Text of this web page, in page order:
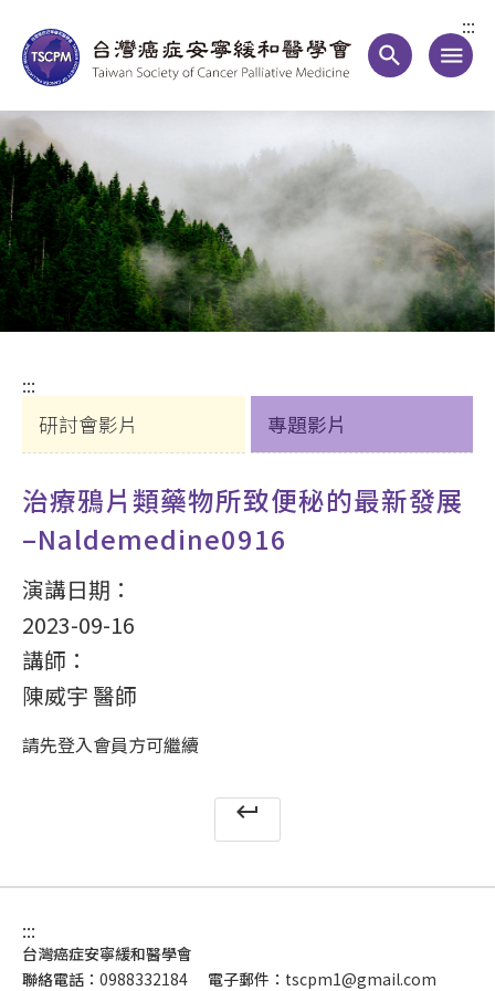
:::
search menu
:::
研討會影片 專題影片
治療鴉片類藥物所致便秘的最新發展
–Naldemedine0916
演講日期：
2023-09-16
講師：
陳威宇 醫師
請先登入會員方可繼續
keyboard_return
:::
台灣癌症安寧緩和醫學會
聯絡電話： 0988332184 電子郵件： tscpm1@gmail.com